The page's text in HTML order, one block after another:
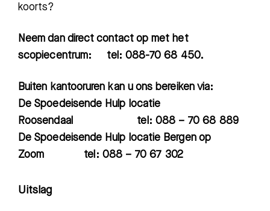
koorts?
Neem dan direct contact op met het
scopiecentrum: tel: 088-70 68 450.
Buiten kantooruren kan u ons bereiken via:
De Spoedeisende Hulp locatie
Roosendaal tel: 088 – 70 68 889
De Spoedeisende Hulp locatie Bergen op
Zoom tel: 088 – 70 67 302
Uitslag